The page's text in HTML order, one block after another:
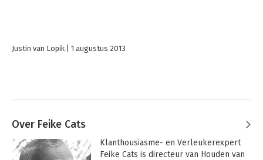
Justin van Lopik 1 augustus 2013
Over Feike Cats
Klanthousiasme- en Verleukerexpert
Feike Cats is directeur van Houden van